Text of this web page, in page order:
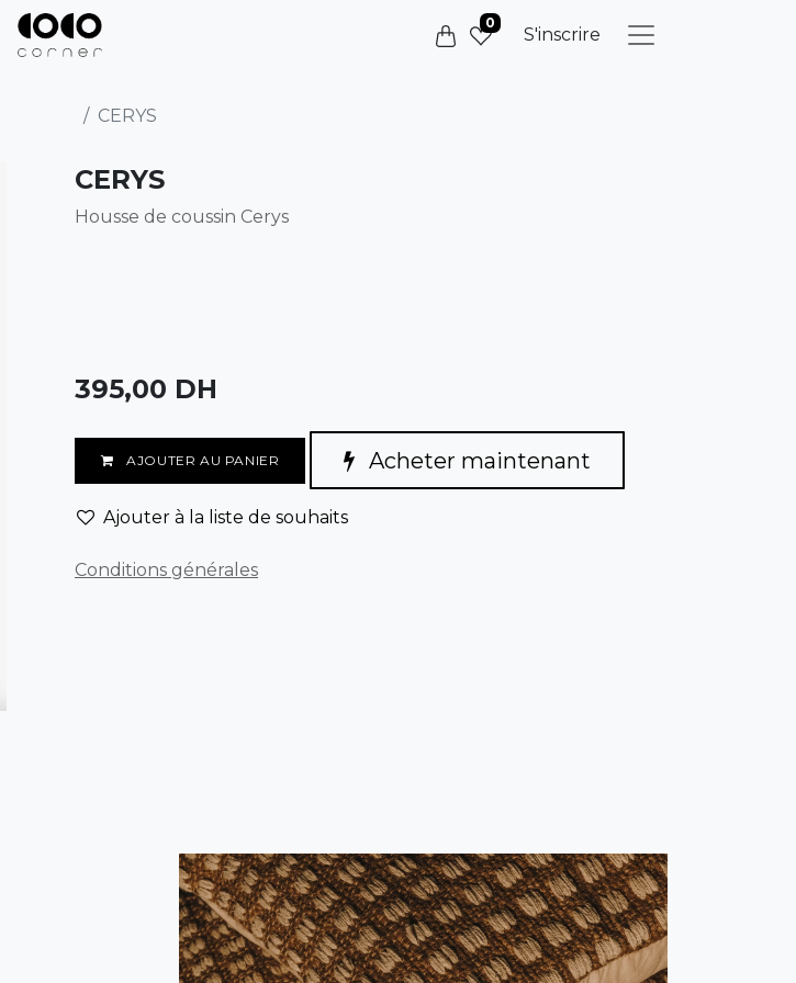
0
S'inscrire
CERYS
CERYS
Housse de coussin Cerys
395,00 DH
AJOUTER AU PANIER Acheter maintenant
Ajouter à la liste de souhaits
Conditions générales